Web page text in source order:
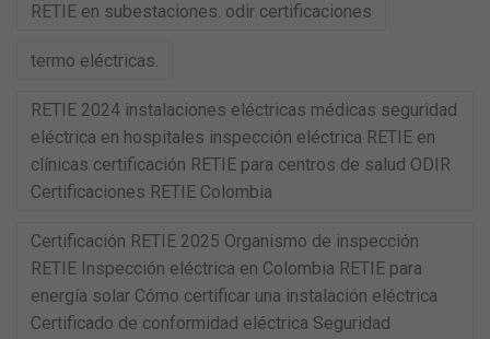
RETIE en subestaciones. odir certificaciones
termo eléctricas.
RETIE 2024 instalaciones eléctricas médicas seguridad
eléctrica en hospitales inspección eléctrica RETIE en
clínicas certificación RETIE para centros de salud ODIR
Certificaciones RETIE Colombia
Certificación RETIE 2025 Organismo de inspección
RETIE Inspección eléctrica en Colombia RETIE para
energía solar Cómo certificar una instalación eléctrica
Certificado de conformidad eléctrica Seguridad